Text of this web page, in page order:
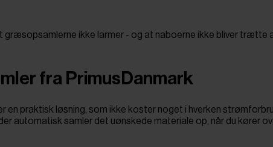
græsopsamlerne ikke larmer - og at naboerne ikke bliver trætte
fra PrimusDanmark
en praktisk løsning, som ikke koster noget i hverken
automatisk samler det uønskede materiale op, når du kører